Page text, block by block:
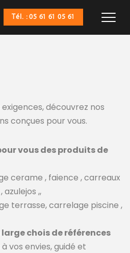
Tél. : 05 61 61 05 61
découvrez nos
conçues pour vous.
vous des produits de
cerame , faience , carreaux
azulejos ,,
terrasse, carrelage piscine ,
chois de références
vos envies, guidé et